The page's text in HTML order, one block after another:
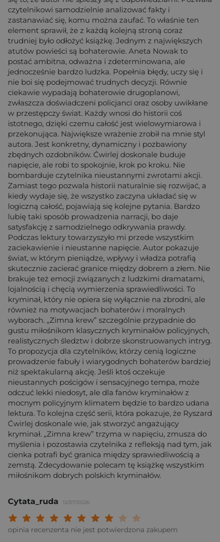
czytelnikowi samodzielnie analizować fakty i
zastanawiać się, komu można zaufać. To właśnie ten
element sprawił, że z każdą kolejną stroną coraz
trudniej było odłożyć książkę. Jednym z największych
atutów powieści są bohaterowie. Aneta Nowak to
postać ambitna, odważna i zdeterminowana, ale
jednocześnie bardzo ludzka. Popełnia błędy, uczy się i
nie boi się podejmować trudnych decyzji. Równie
ciekawie wypadają bohaterowie drugoplanowi,
zwłaszcza doświadczeni policjanci oraz osoby uwikłane
w przestępczy świat. Każdy wnosi do historii coś
istotnego, dzięki czemu całość jest wielowymiarowa i
przekonująca. Największe wrażenie zrobił na mnie styl
autora. Jest konkretny, dynamiczny i pozbawiony
zbędnych ozdobników. Ćwirlej doskonale buduje
napięcie, ale robi to spokojnie, krok po kroku. Nie
bombarduje czytelnika nieustannymi zwrotami akcji.
Zamiast tego pozwala historii naturalnie się rozwijać, a
kiedy wydaje się, że wszystko zaczyna układać się w
logiczną całość, pojawiają się kolejne pytania. Bardzo
lubię taki sposób prowadzenia narracji, bo daje
satysfakcję z samodzielnego odkrywania prawdy.
Podczas lektury towarzyszyło mi przede wszystkim
zaciekawienie i nieustanne napięcie. Autor pokazuje
świat, w którym pieniądze, wpływy i władza potrafią
skutecznie zacierać granice między dobrem a złem. Nie
brakuje też emocji związanych z ludzkimi dramatami,
lojalnością i chęcią wymierzenia sprawiedliwości. To
kryminał, który nie opiera się wyłącznie na zbrodni, ale
również na motywacjach bohaterów i moralnych
wyborach. „Zimna krew” szczególnie przypadnie do
gustu miłośnikom klasycznych kryminałów policyjnych,
realistycznych śledztw i dobrze skonstruowanych intryg.
To propozycja dla czytelników, którzy cenią logiczne
prowadzenie fabuły i wiarygodnych bohaterów bardziej
niż spektakularną akcję. Jeśli ktoś oczekuje
nieustannych pościgów i sensacyjnego tempa, może
odczuć lekki niedosyt, ale dla fanów kryminałów z
mocnym policyjnym klimatem będzie to bardzo udana
lektura. To kolejna część serii, która pokazuje, że Ryszard
Ćwirlej doskonale wie, jak stworzyć angażujący
kryminał. „Zimna krew” trzyma w napięciu, zmusza do
myślenia i pozostawia czytelnika z refleksją nad tym, jak
cienka potrafi być granica między sprawiedliwością a
zemstą. Zdecydowanie polecam tę książkę wszystkim
miłośnikom dobrych polskich kryminałów.
Cytata_ruda 12/07/2026
Twoja ocena:
Twoja ocena: Wybitna 9/
Twoja ocena: Rewelacyjna 8/
Twoja ocena: Bardzo dobra 7/10"
Twoja ocena: Dobra 6/10"
Twoja ocena: Przeciętna 5/10"
Twoja ocena: Może być 4/10"
Twoja ocena: Słaba 3/10"
Twoja ocena: Bardzo słaba 2/10"
Twoja ocena: Beznadziejna 1/10"
opinia recenzenta nie jest potwierdzona zakupem